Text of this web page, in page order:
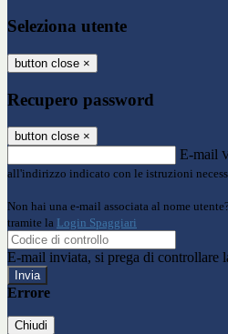
Seleziona utente
button close ×
Recupero password
button close ×
E-mail
all'indirizzo indicato con le istruzioni
Non hai una e-mail associata al nome
tramite la Login Spaggiari
E-mail inviata, si prega di controllare
Errore
Chiudi